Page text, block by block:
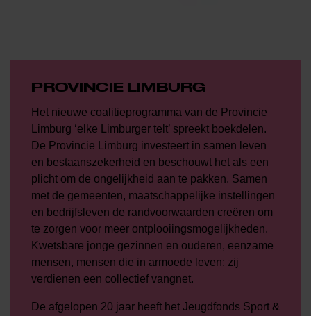
PROVINCIE LIMBURG
Het nieuwe coalitieprogramma van de Provincie
Limburg ‘elke Limburger telt’ spreekt boekdelen.
De Provincie Limburg investeert in samen leven
en bestaanszekerheid en beschouwt het als een
plicht om de ongelijkheid aan te pakken. Samen
met de gemeenten, maatschappelijke instellingen
en bedrijfsleven de randvoorwaarden creëren om
te zorgen voor meer ontplooiingsmogelijkheden.
Kwetsbare jonge gezinnen en ouderen, eenzame
mensen, mensen die in armoede leven; zij
verdienen een collectief vangnet.
De afgelopen 20 jaar heeft het Jeugdfonds Sport &